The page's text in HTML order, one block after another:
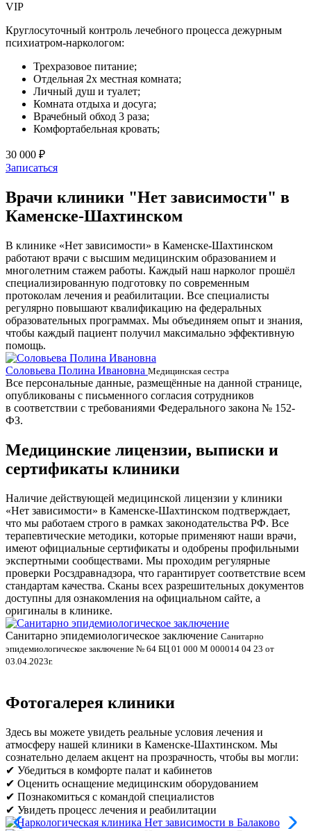
VIP
Круглосуточный контроль лечебного процесса дежурным
психиатром-наркологом:
Трехразовое питание;
Отдельная 2х местная комната;
Личный душ и туалет;
Комната отдыха и досуга;
Врачебный обход 3 раза;
Комфортабельная кровать;
30 000 ₽
Записаться
Врачи клиники "Нет зависимости" в
Каменске-Шахтинском
В клинике «Нет зависимости» в Каменске-Шахтинском
работают врачи с высшим медицинским образованием и
многолетним стажем работы. Каждый наш нарколог прошёл
специализированную подготовку по современным
протоколам лечения и реабилитации. Все специалисты
регулярно повышают квалификацию на федеральных
образовательных программах. Мы объединяем опыт и знания,
чтобы каждый пациент получил максимально эффективную
помощь.
Соловьева Полина Ивановна Медицинская сестра
Все персональные данные, размещённые на данной странице,
опубликованы с письменного согласия сотрудников
в соответствии с требованиями Федерального закона № 152-
ФЗ.
Медицинские лицензии, выписки и
сертификаты клиники
Наличие действующей медицинской лицензии у клиники
«Нет зависимости» в Каменске-Шахтинском подтверждает,
что мы работаем строго в рамках законодательства РФ. Все
терапевтические методики, которые применяют наши врачи,
имеют официальные сертификаты и одобрены профильными
экспертными сообществами. Мы проходим регулярные
проверки Росздравнадзора, что гарантирует соответствие всем
стандартам качества. Сканы всех разрешительных документов
доступны для ознакомления на официальном сайте, а
оригиналы в клинике.
Санитарно эпидемиологическое заключение Санитарно
эпидемиологическое заключение № 64 БЦ 01 000 М 000014 04 23 от
03.04.2023г.
Фотогалерея клиники
Здесь вы можете увидеть реальные условия лечения и
атмосферу нашей клиники в Каменске-Шахтинском. Мы
сознательно делаем акцент на прозрачность, чтобы вы могли:
✔ Убедиться в комфорте палат и кабинетов
✔ Оценить оснащение медицинским оборудованием
✔ Познакомиться с командой специалистов
✔ Увидеть процесс лечения и реабилитации